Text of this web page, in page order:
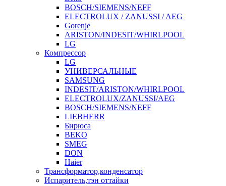
BOSCH/SIEMENS/NEFF
ELECTROLUX / ZANUSSI / AEG
Gorenje
ARISTON/INDESIT/WHIRLPOOL
LG
Компрессор
LG
УНИВЕРСАЛЬНЫЕ
SAMSUNG
INDESIT/ARISTON/WHIRLPOOL
ELECTROLUX/ZANUSSI/AEG
BOSCH/SIEMENS/NEFF
LIEBHERR
Бирюса
BEKO
SMEG
DON
Haier
Трансформатор,конденсатор
Испаритель,тэн оттайки